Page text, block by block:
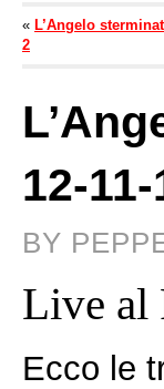
« L’Angelo
2
12-
BY
Live al
Ecco le